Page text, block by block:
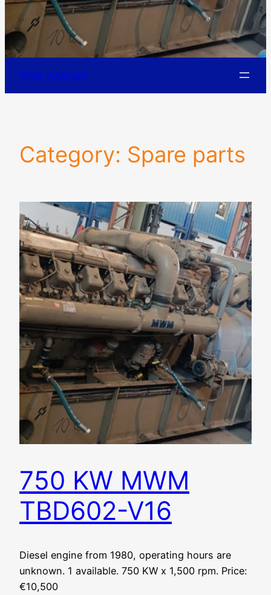
Offer overview
Category: Spare parts
750 KW MWM
TBD602-V16
Diesel engine from 1980, operating hours are
unknown. 1 available. 750 KW x 1,500 rpm. Price:
€10,500